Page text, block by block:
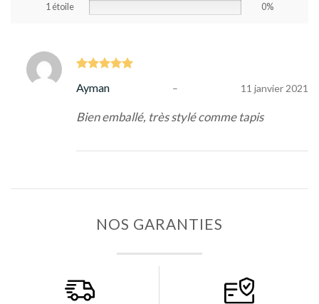
1 étoile
0%
5
Ayman – 11 janvier 2021
Bien emballé, très stylé comme tapis
NOS GARANTIES